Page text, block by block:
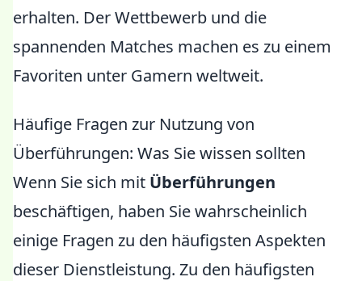
erhalten. Der Wettbewerb und die
spannenden Matches machen es zu einem
Favoriten unter Gamern weltweit.
Häufige Fragen zur Nutzung von
Überführungen: Was Sie wissen sollten
Wenn Sie sich mit Überführungen
beschäftigen, haben Sie wahrscheinlich
einige Fragen zu den häufigsten Aspekten
dieser Dienstleistung. Zu den häufigsten